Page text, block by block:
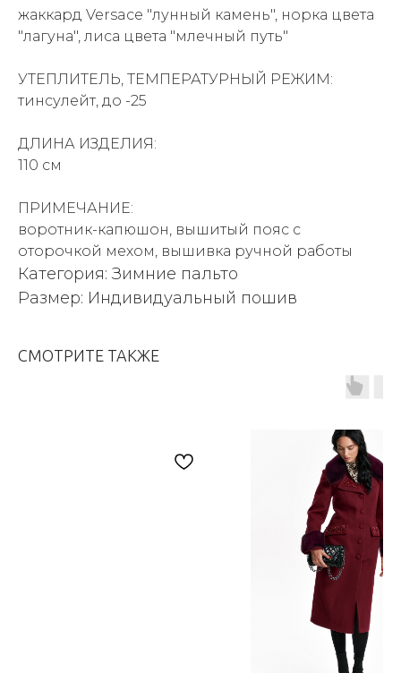
жаккард Versace "лунный камень", норка цвета
"лагуна", лиса цвета "млечный путь"
УТЕПЛИТЕЛЬ, ТЕМПЕРАТУРНЫЙ РЕЖИМ:
тинсулейт, до -25
ДЛИНА ИЗДЕЛИЯ:
110 см
ПРИМЕЧАНИЕ:
воротник-капюшон, вышитый пояс с
оторочкой мехом, вышивка ручной работы
Категория: Зимние пальто
Размер: Индивидуальный пошив
СМОТРИТЕ ТАКЖЕ